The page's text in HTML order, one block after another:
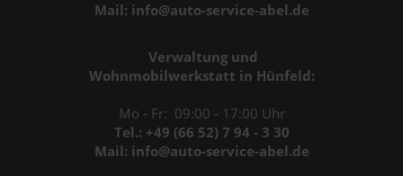
Mail: info@auto-service-abel.de
Verwaltung und
Wohnmobilwerkstatt in Hünfeld:
Mo - Fr: 09:00 - 17:00 Uhr
Tel.: +49 (66 52) 7 94 - 3 30
Mail: info@auto-service-abel.de